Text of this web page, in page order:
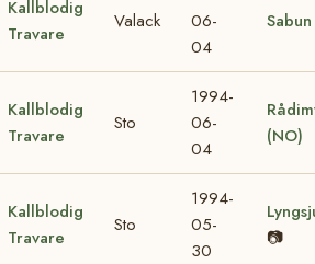
Kallblodig
Travare
Valack
06-
04
Kallblodig
Travare
Sto
1994-
06-
04
(NO)
Kallblodig
Travare
Sto
1994-
05-
30
📷